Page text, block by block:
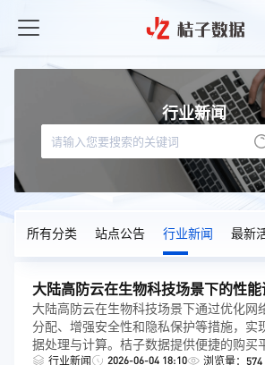
行业新闻
所有分类 站点公告 行业新闻 最新
大陆高防云在生物科技场景下的性
大陆高防云在生物科技场景下通过优化网
分配、增强安全性和隐私保护等措施，实
据处理与计算。桔子数据提供便捷的购买
行业新闻 2026-06-04 18:10 浏览量：574